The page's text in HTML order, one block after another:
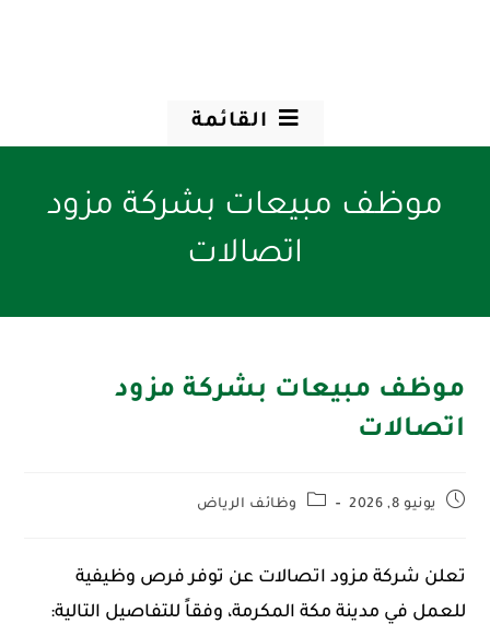
القائمة
موظف مبيعات بشركة مزود
اتصالات
موظف مبيعات بشركة مزود
اتصالات
يونيو 8, 2026 وظائف الرياض
تعلن شركة مزود اتصالات عن توفر فرص وظيفية
للعمل في مدينة مكة المكرمة، وفقاً للتفاصيل التالية:​